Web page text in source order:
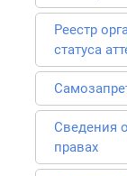
Реестр
статуса
Сведения
правах